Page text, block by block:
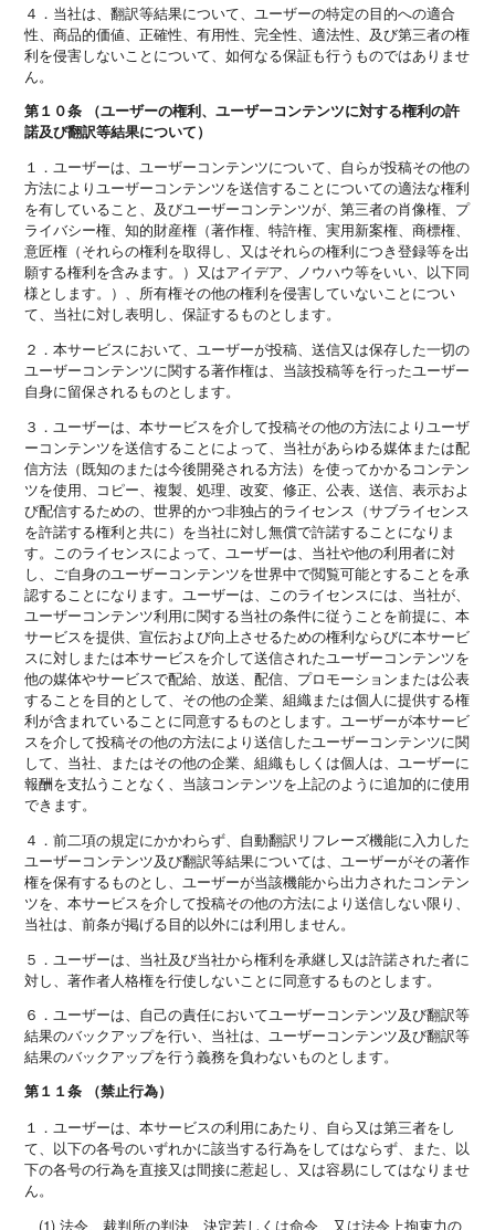
４．当社は、翻訳等結果について、ユーザーの特定の目的への適合
性、商品的価値、正確性、有用性、完全性、適法性、及び第三者の権
利を侵害しないことについて、如何なる保証も行うものではありませ
ん。
第１０条 （ユーザーの権利、ユーザーコンテンツに対する権利の許
諾及び翻訳等結果について）
１．ユーザーは、ユーザーコンテンツについて、自らが投稿その他の
方法によりユーザーコンテンツを送信することについての適法な権利
を有していること、及びユーザーコンテンツが、第三者の肖像権、プ
ライバシー権、知的財産権（著作権、特許権、実用新案権、商標権、
意匠権（それらの権利を取得し、又はそれらの権利につき登録等を出
願する権利を含みます。）又はアイデア、ノウハウ等をいい、以下同
様とします。）、所有権その他の権利を侵害していないことについ
て、当社に対し表明し、保証するものとします。
２．本サービスにおいて、ユーザーが投稿、送信又は保存した一切の
ユーザーコンテンツに関する著作権は、当該投稿等を行ったユーザー
自身に留保されるものとします。
３．ユーザーは、本サービスを介して投稿その他の方法によりユーザ
ーコンテンツを送信することによって、当社があらゆる媒体または配
信方法（既知のまたは今後開発される方法）を使ってかかるコンテン
ツを使用、コピー、複製、処理、改変、修正、公表、送信、表示およ
び配信するための、世界的かつ非独占的ライセンス（サブライセンス
を許諾する権利と共に）を当社に対し無償で許諾することになりま
す。このライセンスによって、ユーザーは、当社や他の利用者に対
し、ご自身のユーザーコンテンツを世界中で閲覧可能とすることを承
認することになります。ユーザーは、このライセンスには、当社が、
ユーザーコンテンツ利用に関する当社の条件に従うことを前提に、本
サービスを提供、宣伝および向上させるための権利ならびに本サービ
スに対しまたは本サービスを介して送信されたユーザーコンテンツを
他の媒体やサービスで配給、放送、配信、プロモーションまたは公表
することを目的として、その他の企業、組織または個人に提供する権
利が含まれていることに同意するものとします。ユーザーが本サービ
スを介して投稿その他の方法により送信したユーザーコンテンツに関
して、当社、またはその他の企業、組織もしくは個人は、ユーザーに
報酬を支払うことなく、当該コンテンツを上記のように追加的に使用
できます。
４．前二項の規定にかかわらず、自動翻訳リフレーズ機能に入力した
ユーザーコンテンツ及び翻訳等結果については、ユーザーがその著作
権を保有するものとし、ユーザーが当該機能から出力されたコンテン
ツを、本サービスを介して投稿その他の方法により送信しない限り、
当社は、前条が掲げる目的以外には利用しません。
５．ユーザーは、当社及び当社から権利を承継し又は許諾された者に
対し、著作者人格権を行使しないことに同意するものとします。
６．ユーザーは、自己の責任においてユーザーコンテンツ及び翻訳等
結果のバックアップを行い、当社は、ユーザーコンテンツ及び翻訳等
結果のバックアップを行う義務を負わないものとします。
第１１条 （禁止行為）
１．ユーザーは、本サービスの利用にあたり、自ら又は第三者をし
て、以下の各号のいずれかに該当する行為をしてはならず、また、以
下の各号の行為を直接又は間接に惹起し、又は容易にしてはなりませ
ん。
(1) 法令、裁判所の判決、決定若しくは命令、又は法令上拘束力の